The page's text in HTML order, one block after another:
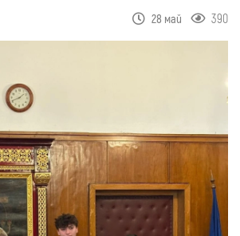
28 май 390